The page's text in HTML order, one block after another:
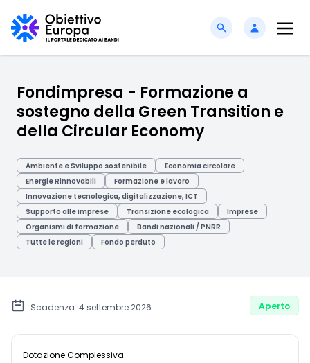
Fondimpresa - Formazione a
sostegno della Green Transition e
della Circular Economy
Ambiente e Sviluppo sostenibile
Economia circolare
Energie Rinnovabili
Formazione e lavoro
Innovazione tecnologica, digitalizzazione, ICT
Supporto alle imprese
Transizione ecologica
Imprese
Organismi di formazione
Bandi nazionali / PNRR
Tutte le regioni
Fondo perduto
Scadenza: 4 settembre 2026 Aperto
Dotazione Complessiva